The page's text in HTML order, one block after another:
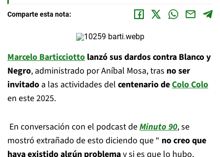
Comparte esta nota:
Marcelo Barticciotto lanzó sus dardos contra Blanco y
Negro, administrado por Aníbal Mosa, tras no ser
invitado a las actividades del centenario deColo Colo
en este 2025.
En conversación con el podcast deMinuto 90, se
mostró extrañado de esto diciendo que “ no creo que
haya existido algún problemay si es que lo hubo,